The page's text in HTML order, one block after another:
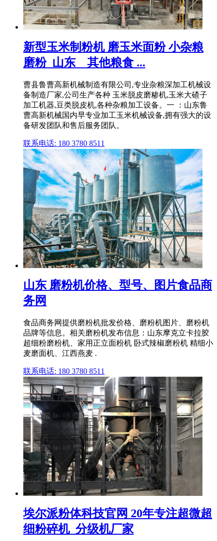
新型玉米制粉机 磨玉米面粉 小杂粮
磨粉_山东__其他粮食 ...
曹县鲁曹高新机械制造有限公司,专业杂粮深加工机械设
备制造厂家,公司生产各种 玉米脱皮磨糁机,玉米大碴子
加工机器,豆类脱皮机,各种杂粮加工设备。一 ：山东鲁
曹高新机械国内早专业加工玉米机械设备,拥有强大的设
备研发团队和售后服务团队。
联系电话: 180 3780 8511
山东 磨粉机价格、型号、图片食品商
务网
食品商务网提供磨粉机批发价格、磨粉机图片、磨粉机
品牌等信息。相关磨粉机发布信息：山东摩克立卡拉胶
超细粉磨粉机、家用正立面粉机 卧式辣椒磨粉机 精细小
麦磨面机、江西燕麦 .
联系电话: 180 3780 8511
埃尔派粉体科技官网 20年专注超微超
细粉碎机_分级机厂家